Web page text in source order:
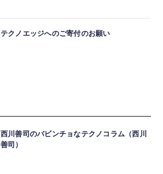
テクノエッジへのご寄付のお願い
西川善司のバビンチョなテクノコラム（西川
善司）